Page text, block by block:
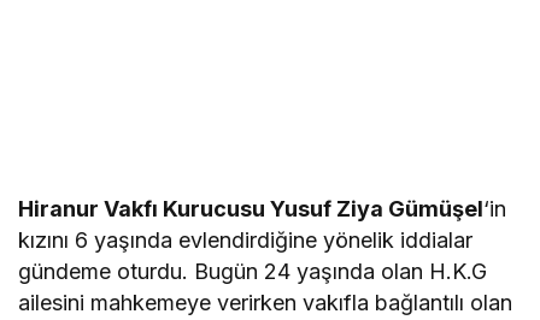
Hiranur Vakfı Kurucusu Yusuf Ziya Gümüşel‘in
kızını 6 yaşında evlendirdiğine yönelik iddialar
gündeme oturdu. Bugün 24 yaşında olan H.K.G
ailesini mahkemeye verirken vakıfla bağlantılı olan